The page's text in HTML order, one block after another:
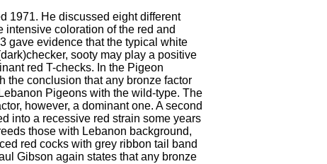
1971. He discussed eight different
intensive coloration of the red and
gave evidence that the typical white
sooty may play a positive
red T-checks. In the Pigeon
the conclusion that any bronze factor
Pigeons with the wild-type. The
however, a dominant one. A second
into a recessive red strain some years
those with Lebanon background,
red cocks with grey ribbon tail band
Gibson again states that any bronze